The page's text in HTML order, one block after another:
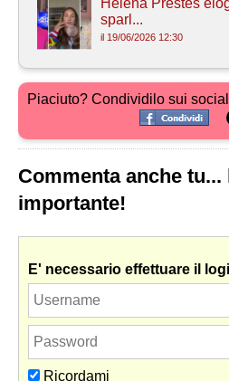
sparl...
il 19/06/2026 12:30
Piaciuto? Condividilo sui
Commenta anche
importante!
E' necessario effettuare il
Ricordami